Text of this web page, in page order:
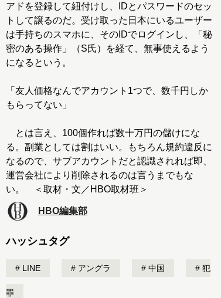
アドを登録して紐付けし、IDとパスワードのセッ
トして譲るのだ。受け取った日本にいるユーザー
は手持ちのスマホに、そのIDでログインし、「秘
密のある操作」（S氏）を経て、無事使えるよう
になるという。
「友人価格なんでアカウント1つで、数千円しか
もらってない」
とは言え、100個作れば数十万円の儲けにな
る。副業としては割はいい。もちろん規約違反に
なるので、サブアカウントだと認識されれば即、
運営会社により削除されるのは言うまでもな
い。 ＜取材・文／HBO取材班＞
HBO編集部
ハッシュタグ
LINE アングラ 中国 犯
罪